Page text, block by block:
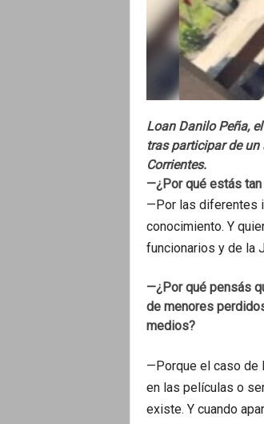
Loan Danilo Peña,
tras participar de
Corrientes.
—¿Por qué estás
—Por las diferentes
conocimiento. Y
funcionarios y de la
—¿Por qué pensás
de menores
medios?
—Porque el caso de
en las películas o
existe. Y cuando